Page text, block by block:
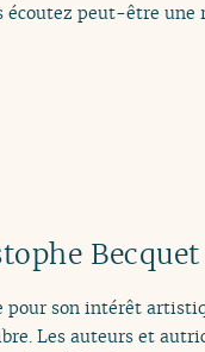
peut-être
pour son intérêt
Les auteurs et